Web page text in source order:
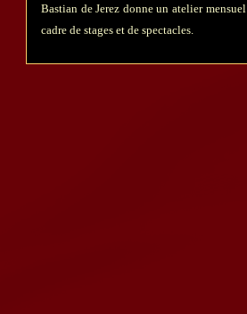
Bastian de Jerez donne un atelier
cadre de stages et de spectacles.